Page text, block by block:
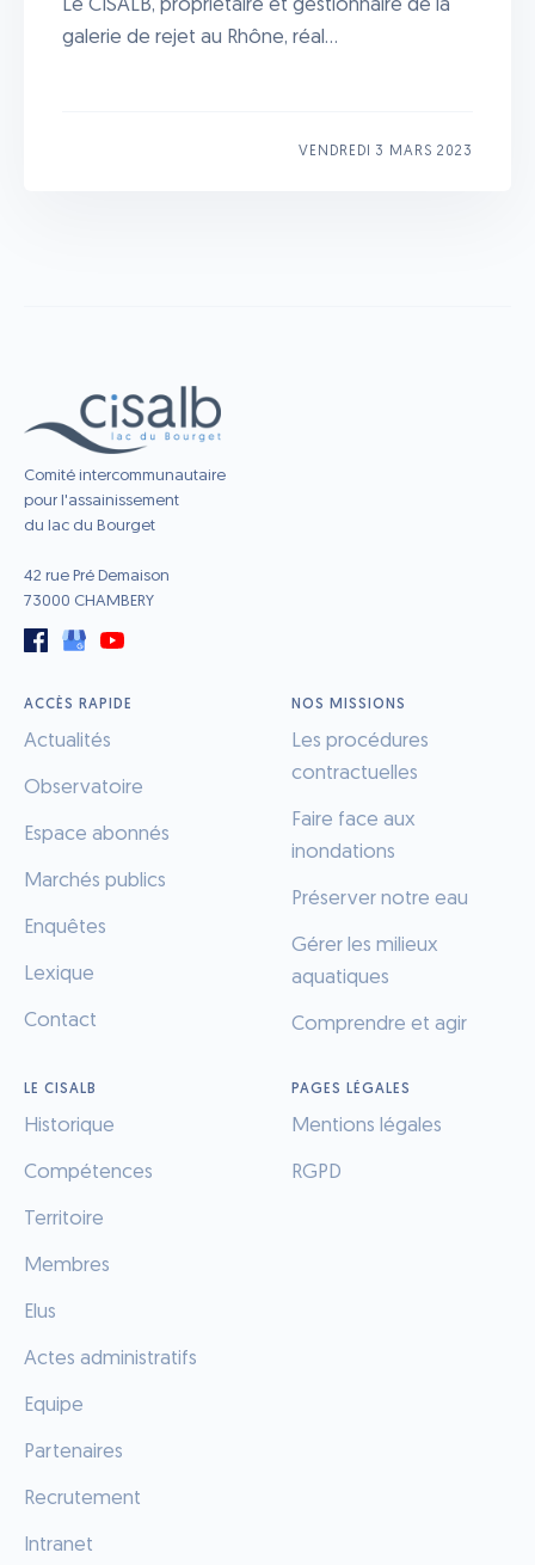
Le CISALB, propriétaire et gestionnaire de la
galerie de rejet au Rhône, réal...
VENDREDI 3 MARS 2023
Comité intercommunautaire
pour l'assainissement
du lac du Bourget
42 rue Pré Demaison
73000 CHAMBERY
ACCÈS RAPIDE
Actualités
Observatoire
Espace abonnés
Marchés publics
Enquêtes
Lexique
Contact
NOS MISSIONS
Les procédures
contractuelles
Faire face aux
inondations
Préserver notre eau
Gérer les milieux
aquatiques
Comprendre et agir
LE CISALB
Historique
Compétences
Territoire
Membres
Elus
Actes administratifs
Equipe
Partenaires
Recrutement
Intranet
PAGES LÉGALES
Mentions légales
RGPD